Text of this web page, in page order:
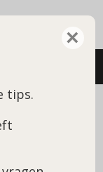
×
tips.